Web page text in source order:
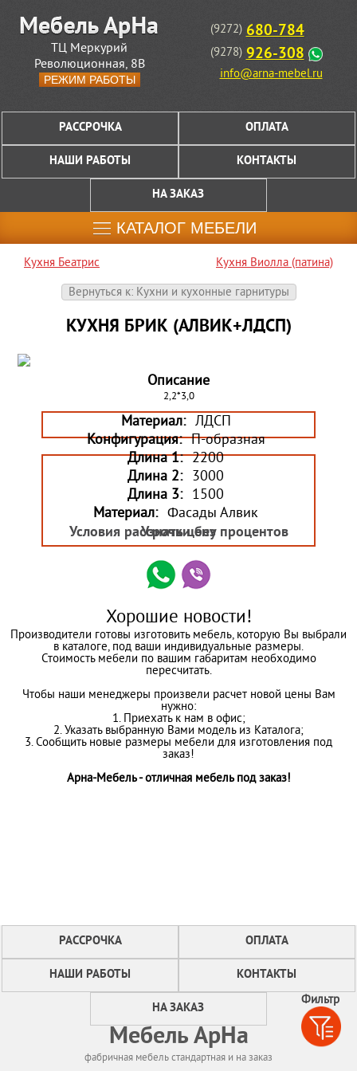
Фильтр
ТЦ Меркурий
Революционная, 8В
РЕЖИМ РАБОТЫ
(9272) 680-784
(9278) 926-308
info@arna-mebel.ru
РАССРОЧКА ОПЛАТА
НАШИ РАБОТЫ КОНТАКТЫ
НА ЗАКАЗ
КАТАЛОГ МЕБЕЛИ
Кухня Беатрис
Кухня Виолла (патина)
Вернуться к: Кухни и кухонные гарнитуры
КУХНЯ БРИК (АЛВИК+ЛДСП)
Описание
2,2*3,0
Материал: ЛДСП
Конфигурация: П-образная
Длина 1: 2200
Длина 2: 3000
Длина 3: 1500
Материал: Фасады Алвик
Узнать цену
Условия рассрочки без процентов
Хорошие новости!
Производители готовы изготовить мебель, которую Вы выбрали
в каталоге, под ваши индивидуальные размеры.
Стоимость мебели по вашим габаритам необходимо
пересчитать.
Чтобы наши менеджеры произвели расчет новой цены Вам
нужно:
1. Приехать к нам в офис;
2. Указать выбранную Вами модель из Каталога;
3. Сообщить новые размеры мебели для изготовления под
заказ!
Арна-Мебель - отличная мебель под заказ!
РАССРОЧКА ОПЛАТА
НАШИ РАБОТЫ КОНТАКТЫ
НА ЗАКАЗ
Мебель АрНа
фабричная мебель стандартная и на заказ